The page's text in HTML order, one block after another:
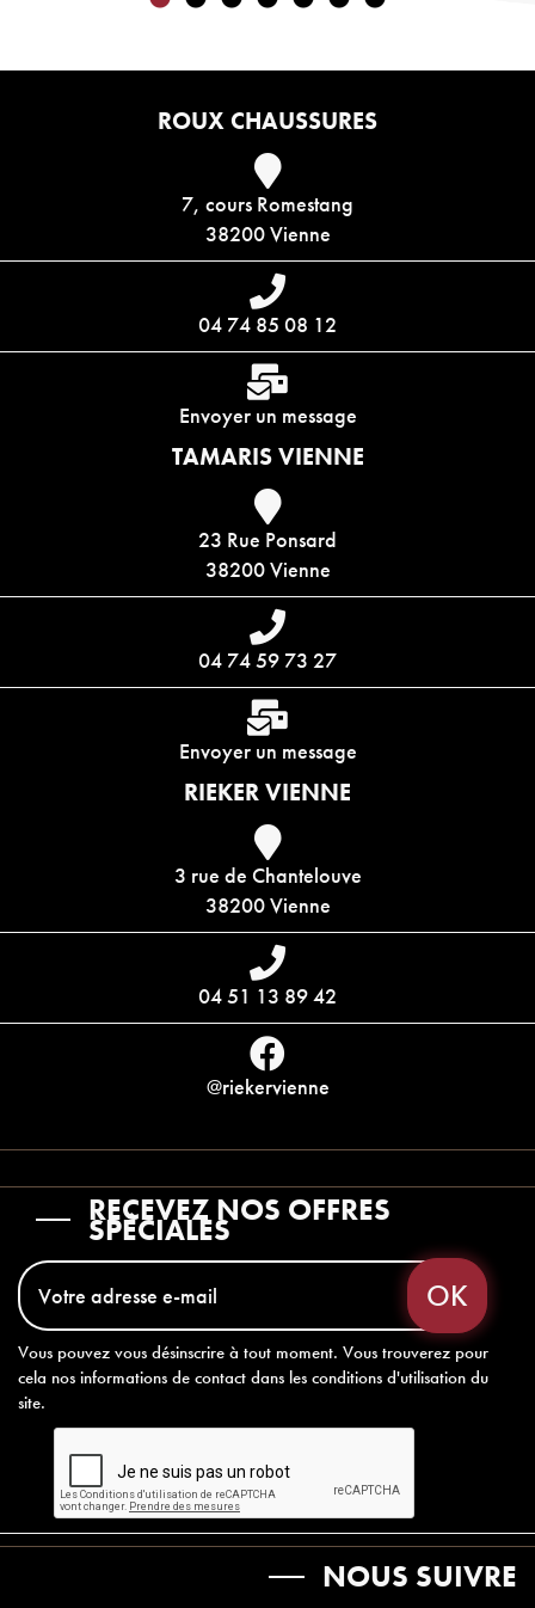
ROUX CHAUSSURES
7, cours Romestang
38200 Vienne
04 74 85 08 12
Envoyer un message
TAMARIS VIENNE
23 Rue Ponsard
38200 Vienne
04 74 59 73 27
Envoyer un message
RIEKER VIENNE
3 rue de Chantelouve
38200 Vienne
04 51 13 89 42
@riekervienne
RECEVEZ NOS OFFRES
SPÉCIALES
Vous pouvez vous désinscrire à tout moment. Vous trouverez pour
cela nos informations de contact dans les conditions d'utilisation du
site.
NOUS SUIVRE